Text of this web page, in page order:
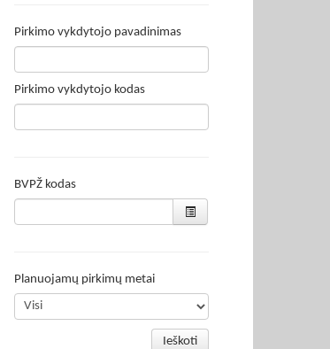
Pirkimo vykdytojo pavadinimas
Pirkimo vykdytojo kodas
BVPŽ kodas
Planuojamų pirkimų metai
Ieškoti